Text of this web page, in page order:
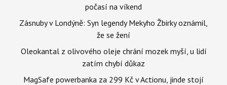
počasí na víkend
Zásnuby v Londýně: Syn legendy Mekyho Žbirky oznámil,
že se žení
Oleokantal z olivového oleje chrání mozek myší, u lidí
zatím chybí důkaz
MagSafe powerbanka za 299 Kč v Actionu, jinde stojí